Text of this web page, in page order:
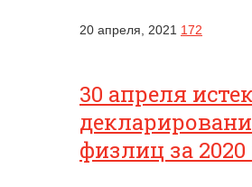
20 апреля, 2021 172
30 апреля
физлиц за 2020